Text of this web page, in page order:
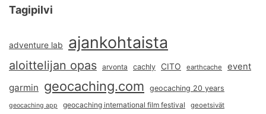
Tagipilvi
adventure lab ajankohtaista
aloittelijan opas arvonta cachly CITO earthcache event
garmin geocaching.com geocaching 20 years
geocaching app geocaching international film festival geoetsivät